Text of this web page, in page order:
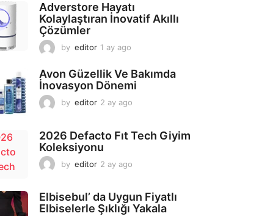
a
Adverstore Hayatı
Kolaylaştıran İnovatif Akıllı
Çözümler
by editor 1 ay ago
y
a
o
Avon Güzellik Ve Bakımda
İnovasyon Dönemi
by editor 2 ay ago
2026 Defacto Fıt Tech Giyim
Koleksiyonu
by editor 2 ay ago
a
g
Elbisebul’ da Uygun Fiyatlı
Elbiselerle Şıklığı Yakala